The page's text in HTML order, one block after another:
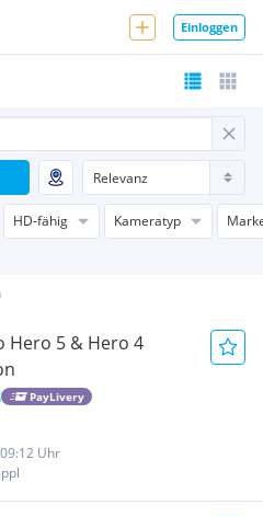
Einloggen
HD-fähig Kameratyp
Hero 5 & Hero 4
PayLivery
Uhr